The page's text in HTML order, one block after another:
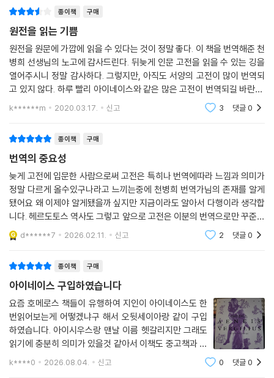
종이책 구매
원전을 읽는 기쁨
원전을 원문에 가깝에 읽을 수 있다는 것이 정말 좋다. 이 책을 번역해준 천
병희 선생님의 노고에 감사드린다. 뒤늦게 인문 고전을 읽을 수 있는 깅을
열어주시니 정말 감사하다. 그렇지만, 아직도 서양의 고전이 많이 번역되
고 있지 않다. 하루 빨리 아이네이스와 같은 많은 고전이 번역되길 바란다.
아이네이스를 읽고 페이스 북의 창업자는 전 세계를 통합할 수 있는 방법
k******m 2020.03.17. 신고 3 댓글0
종이책 구매
번역의 중요성
늦게 고전에 입문한 사람으로써 고전은 특히나 번역에따라 느낌과 의미가
정말 다르게 올수있구나라고 느끼는중에 천병희 번역가님의 존재를 알게
됐어요 왜 이제야 알게됐을까 싶지만 지금이라도 알아서 다행이라 생각합
니다. 헤르도토스 역사도 그렇고 앞으로 고전은 이분의 번역으로만 꾸준히
정독해보려합니다 .
d******7 2026.02.11. 신고 2 댓글0
종이책 구매
아이네이스 구입하였습니다
요즘 호메로스 책들이 유행하여 지인이 아이네이스도 한
번읽어보는게 어떻겠냐구 해서 오뒷세이아랑 같이 구입
하였습니다. 아이시우스랑 맨날 이름 헷갈리지만 그래도
읽기에 충분히 의미가 있을것 같아서 이책도 중고책과 별
차이 없어서 새책으로 구입 하였습니다.
k****0 2026.08.04. 신고 0 댓글0